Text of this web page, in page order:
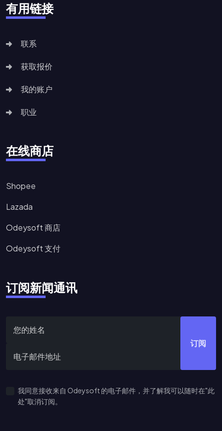
有用链接
联系
获取报价
我的账户
职业
在线商店
Shopee
Lazada
Odeysoft 商店
Odeysoft 支付
订阅新闻通讯
订阅
我同意接收来自 Odeysoft 的电子邮件，并了解我可以随时在"此
处"取消订阅。